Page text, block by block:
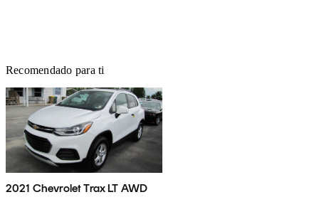
Recomendado para ti
2021 Chevrolet Trax LT AWD